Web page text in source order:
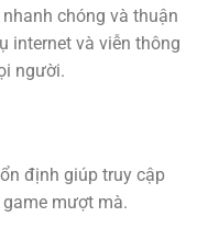
chóng và thuận
internet và viễn thông
người.
định giúp truy cập
mượt mà.